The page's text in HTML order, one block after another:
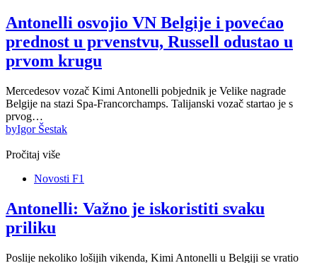
Antonelli osvojio VN Belgije i povećao
prednost u prvenstvu, Russell odustao u
prvom krugu
Mercedesov vozač Kimi Antonelli pobjednik je Velike nagrade
Belgije na stazi Spa-Francorchamps. Talijanski vozač startao je s
prvog…
byIgor Šestak
Pročitaj više
Novosti F1
Antonelli: Važno je iskoristiti svaku
priliku
Poslije nekoliko lošijih vikenda, Kimi Antonelli u Belgiji se vratio